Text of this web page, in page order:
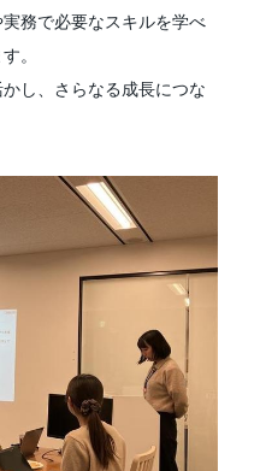
務で必要なスキルを学べ
。
し、さらなる成長につな